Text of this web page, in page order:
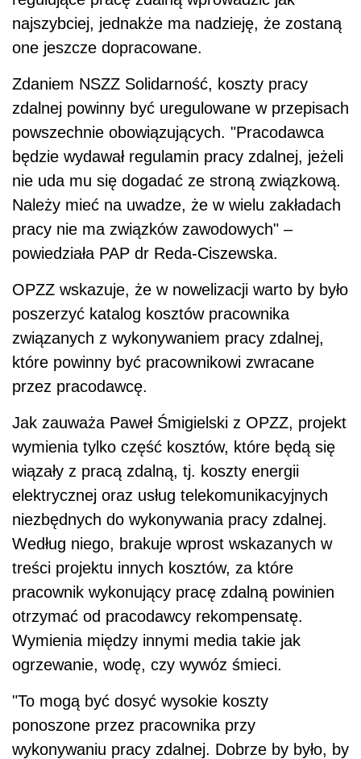
najszybciej, jednakże ma nadzieję, że zostaną
one jeszcze dopracowane.
Zdaniem NSZZ Solidarność, koszty pracy
zdalnej powinny być uregulowane w przepisach
powszechnie obowiązujących. "Pracodawca
będzie wydawał regulamin pracy zdalnej, jeżeli
nie uda mu się dogadać ze stroną związkową.
Należy mieć na uwadze, że w wielu zakładach
pracy nie ma związków zawodowych" –
powiedziała PAP dr Reda-Ciszewska.
OPZZ wskazuje, że w nowelizacji warto by było
poszerzyć katalog kosztów pracownika
związanych z wykonywaniem pracy zdalnej,
które powinny być pracownikowi zwracane
przez pracodawcę.
Jak zauważa Paweł Śmigielski z OPZZ, projekt
wymienia tylko część kosztów, które będą się
wiązały z pracą zdalną, tj. koszty energii
elektrycznej oraz usług telekomunikacyjnych
niezbędnych do wykonywania pracy zdalnej.
Według niego, brakuje wprost wskazanych w
treści projektu innych kosztów, za które
pracownik wykonujący pracę zdalną powinien
otrzymać od pracodawcy rekompensatę.
Wymienia między innymi media takie jak
ogrzewanie, wodę, czy wywóz śmieci.
"To mogą być dosyć wysokie koszty
ponoszone przez pracownika przy
wykonywaniu pracy zdalnej. Dobrze by było, by